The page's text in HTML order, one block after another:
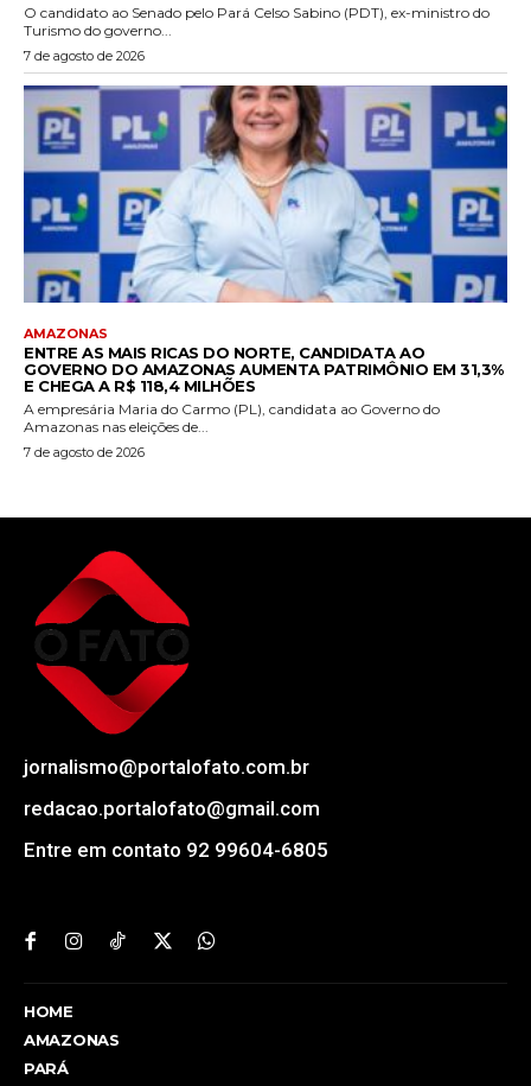
O candidato ao Senado pelo Pará Celso Sabino (PDT), ex-ministro do
Turismo do governo...
7 de agosto de 2026
AMAZONAS
ENTRE AS MAIS RICAS DO NORTE, CANDIDATA AO
GOVERNO DO AMAZONAS AUMENTA PATRIMÔNIO EM 31,3%
E CHEGA A R$ 118,4 MILHÕES
A empresária Maria do Carmo (PL), candidata ao Governo do
Amazonas nas eleições de...
7 de agosto de 2026
jornalismo@portalofato.com.br
redacao.portalofato@gmail.com
Entre em contato 92 99604-6805
HOME
AMAZONAS
PARÁ